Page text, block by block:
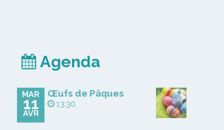
Agenda
MAR
11
AVR
Œufs de Pâques
13:30